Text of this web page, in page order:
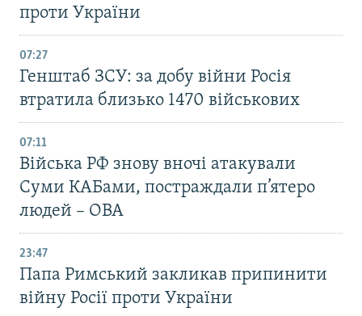
проти України
07:27
Генштаб ЗСУ: за добу війни Росія
втратила близько 1470 військових
07:11
Війська РФ знову вночі атакували
Суми КАБами, постраждали п’ятеро
людей – ОВА
23:47
Папа Римський закликав припинити
війну Росії проти України